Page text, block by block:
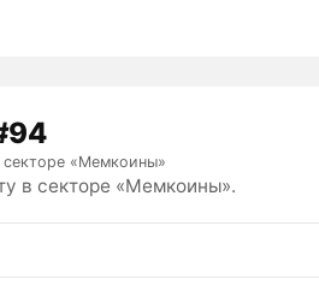
секторе «Мемкоины»
в секторе «Мемкоины».